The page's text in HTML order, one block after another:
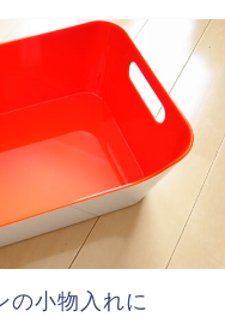
の小物入れに